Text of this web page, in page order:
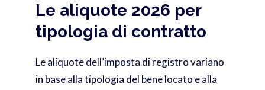
Le aliquote 2026 per
tipologia di contratto
Le aliquote dell’imposta di registro variano
in base alla tipologia del bene locato e alla